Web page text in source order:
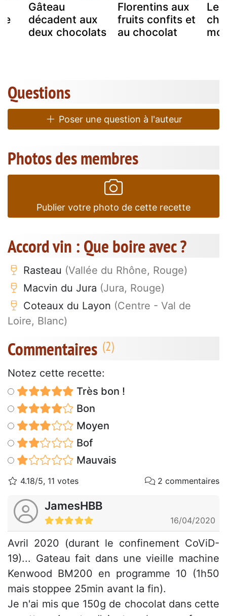
Gâteau
décadent aux
deux chocolats
Florentins aux
fruits confits et
au chocolat
Le
Questions
Poser une question à l'auteur
Photos des membres
Publier votre photo de cette recette
Accord vin : Que boire avec ?
Rasteau (Vallée du Rhône, Rouge)
Macvin du Jura (Jura, Rouge)
Coteaux du Layon (Centre - Val de
Loire, Blanc)
Commentaires
Notez cette recette:
Très bon !
Bon
Moyen
Bof
Mauvais
4.18/5, 11 votes 2 commentaires
JamesHBB
16/04/2020
Avril 2020 (durant le confinement CoViD-
19)... Gateau fait dans une vieille machine
Kenwood BM200 en programme 10 (1h50
mais stoppee 25min avant la fin).
Je n'ai mis que 150g de chocolat dans cette